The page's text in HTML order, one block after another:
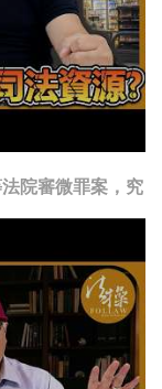
院審微罪案，究